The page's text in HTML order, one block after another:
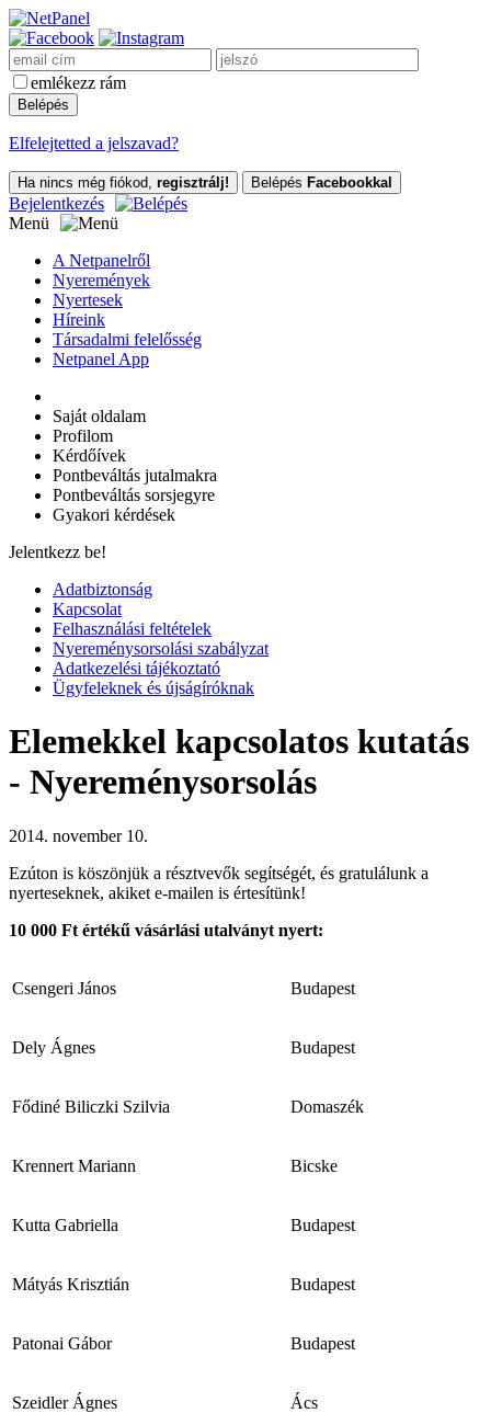
emlékezz rám
Elfelejtetted a jelszavad?
Ha nincs még fiókod, regisztrálj! Belépés Facebookkal
Bejelentkezés
Menü
A Netpanelről
Nyeremények
Nyertesek
Híreink
Társadalmi felelősség
Netpanel App
Saját oldalam
Profilom
Kérdőívek
Pontbeváltás jutalmakra
Pontbeváltás sorsjegyre
Gyakori kérdések
Jelentkezz be!
Adatbiztonság
Kapcsolat
Felhasználási feltételek
Nyereménysorsolási szabályzat
Adatkezelési tájékoztató
Ügyfeleknek és újságíróknak
Elemekkel kapcsolatos kutatás
- Nyereménysorsolás
2014. november 10.
Ezúton is köszönjük a résztvevők segítségét, és gratulálunk a
nyerteseknek, akiket e-mailen is értesítünk!
10 000 Ft értékű vásárlási utalványt nyert:
Csengeri János Budapest
Dely Ágnes Budapest
Fődiné Biliczki Szilvia Domaszék
Krennert Mariann Bicske
Kutta Gabriella Budapest
Mátyás Krisztián Budapest
Patonai Gábor Budapest
Szeidler Ágnes Ács